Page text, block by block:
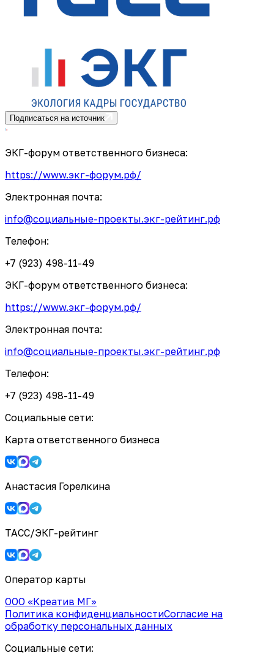
Подписаться на источник
ЭКГ-форум ответственного бизнеса:
https://www.экг-форум.рф/
Электронная почта:
info@социальные-проекты.экг-рейтинг.рф
Телефон:
+7 (923) 498-11-49
ЭКГ-форум ответственного бизнеса:
https://www.экг-форум.рф/
Электронная почта:
info@социальные-проекты.экг-рейтинг.рф
Телефон:
+7 (923) 498-11-49
Социальные сети:
Карта ответственного бизнеса
Анастасия Горелкина
ТАСС/ЭКГ-рейтинг
Оператор карты
ООО «Креатив МГ»
Политика конфиденциальностиСогласие на
обработку персональных данных
Социальные сети: